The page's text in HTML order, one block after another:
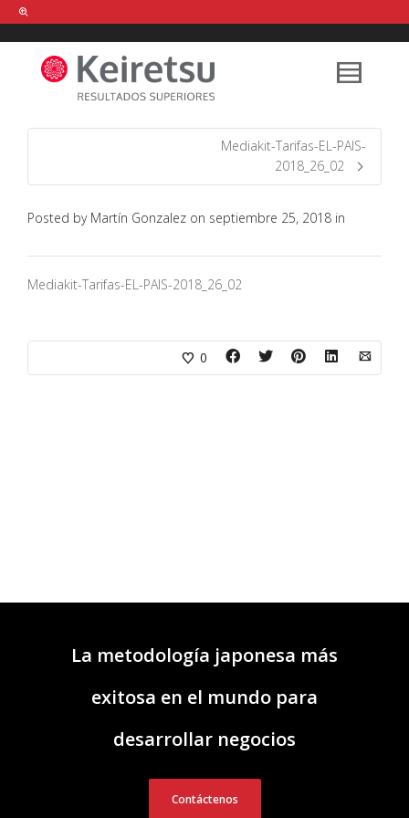
Help me Dante! I'm looking for new
shirts in a size medium
that cost
between £ . Show me all the
items, from the brandour legacy.
Mediakit-Tarifas-EL-PAIS-
2018_26_02
Posted by Martín Gonzalez on septiembre 25, 2018 in
Mediakit-Tarifas-EL-PAIS-2018_26_02
0
La metodología japonesa más
exitosa en el mundo para
desarrollar negocios
Contáctenos